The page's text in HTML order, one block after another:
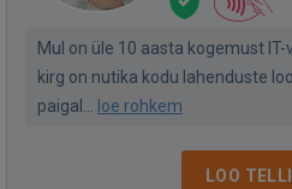
Mul on üle 10 aasta kogemust
kirg on nutika kodu lahenduste
paigal...
loe rohkem
LOO